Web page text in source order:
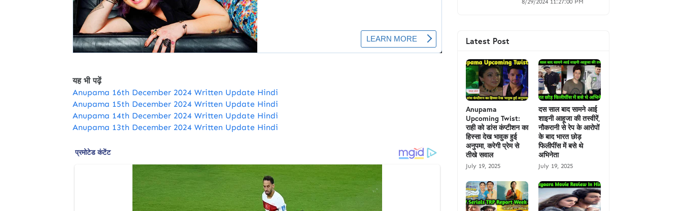
यह भी पढ़ें
Anupama 16th December 2024 Written Update Hindi
Anupama 15th December 2024 Written Update Hindi
Anupama 14th December 2024 Written Update Hindi
Anupama 13th December 2024 Written Update Hindi
8/29/2024 11:27:00 PM
Latest Post
Anupama
Upcoming Twist:
राही को डांस कंप्टीशन का
हिस्सा देख भावुक हुई
अनुपमा, करेगी प्रेम से
तीखे सवाल
July 19, 2025
दस साल बाद सामने आई
शाइनी आहूजा की तस्वीरें,
नौकरानी से रेप के आरोपों
के बाद भारत छोड़
फिलीपींस में बसे थे
अभिनेता
July 19, 2025